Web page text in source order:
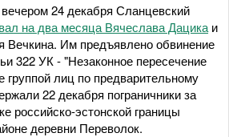
24 декабря Сланцевский
на два месяца Вячеслава Дацика и
Вечкина. Им предъявлено обвинение
322 УК - "Незаконное пересечение
группой лиц по предварительному
22 декабря пограничники за
российско-эстонской границы
деревни Переволок.